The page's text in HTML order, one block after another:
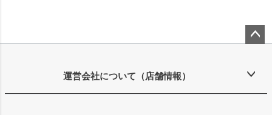
ップ
運営会社について（店舗情報）